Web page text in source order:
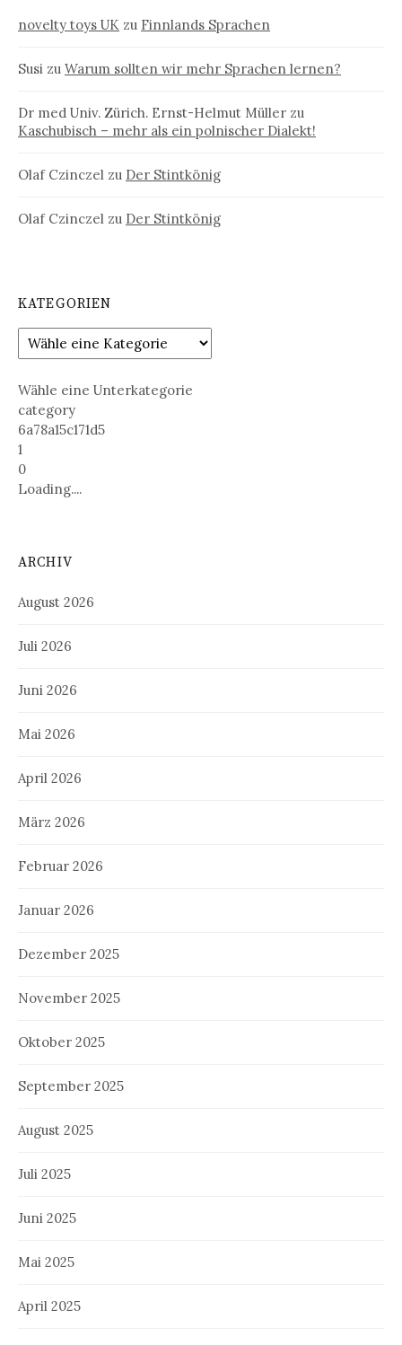
novelty toys UK zu Finnlands Sprachen
Susi zu Warum sollten wir mehr Sprachen lernen?
Dr med Univ. Zürich. Ernst-Helmut Müller zu
Kaschubisch – mehr als ein polnischer Dialekt!
Olaf Czinczel zu Der Stintkönig
Olaf Czinczel zu Der Stintkönig
KATEGORIEN
Wähle eine Unterkategorie
category
6a78a15c171d5
1
0
Loading....
ARCHIV
August 2026
Juli 2026
Juni 2026
Mai 2026
April 2026
März 2026
Februar 2026
Januar 2026
Dezember 2025
November 2025
Oktober 2025
September 2025
August 2025
Juli 2025
Juni 2025
Mai 2025
April 2025